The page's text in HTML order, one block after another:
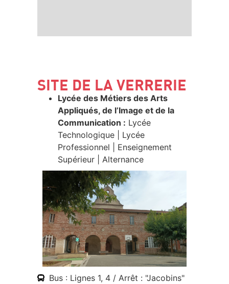
SITE DE LA VERRERIE
Lycée des Métiers des Arts
Appliqués, de l’Image et de la
Communication : Lycée
Technologique | Lycée
Professionnel | Enseignement
Supérieur | Alternance
Bus : Lignes 1, 4 / Arrêt : "Jacobins"